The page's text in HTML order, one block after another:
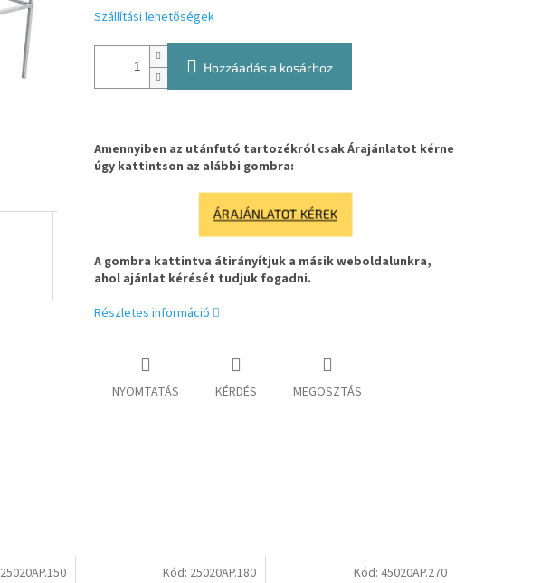
Szállítási lehetőségek
Hozzáadás a kosárhoz
Amennyiben az utánfutó tartozékról csak Árajánlatot kérne
úgy kattintson az alábbi gombra:
ÁRAJÁNLATOT KÉREK
A gombra kattintva átirányítjuk a másik weboldalunkra,
ahol ajánlat kérését tudjuk fogadni.
Részletes információ
NYOMTATÁS KÉRDÉS MEGOSZTÁS
25020AP.150 Kód: 25020AP.180 Kód: 45020AP.270